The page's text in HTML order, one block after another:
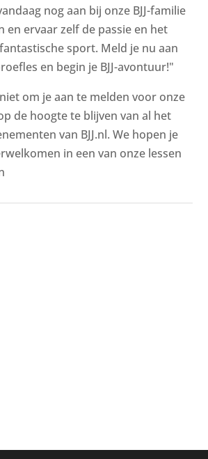
nog aan bij onze BJJ-familie
en ervaar zelf de passie en het
sport. Meld je nu aan
en begin je BJJ-avontuur!"
om je aan te melden voor onze
de hoogte te blijven van al het
van BJJ.nl. We hopen je
in een van onze lessen